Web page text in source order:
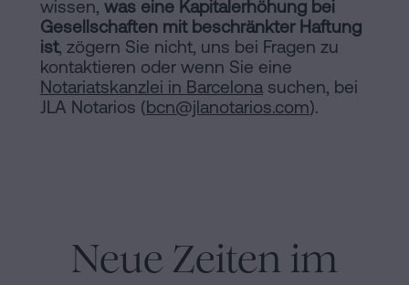
wissen, was eine Kapitalerhöhung bei
Gesellschaften mit beschränkter Haftung
ist, zögern Sie nicht, uns bei Fragen zu
kontaktieren oder wenn Sie eine
Notariatskanzlei in Barcelona suchen, bei
JLA Notarios (bcn@jlanotarios.com).
Neue Zeiten im